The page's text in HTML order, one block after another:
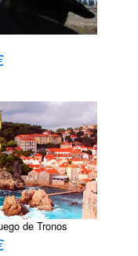
de Tronos